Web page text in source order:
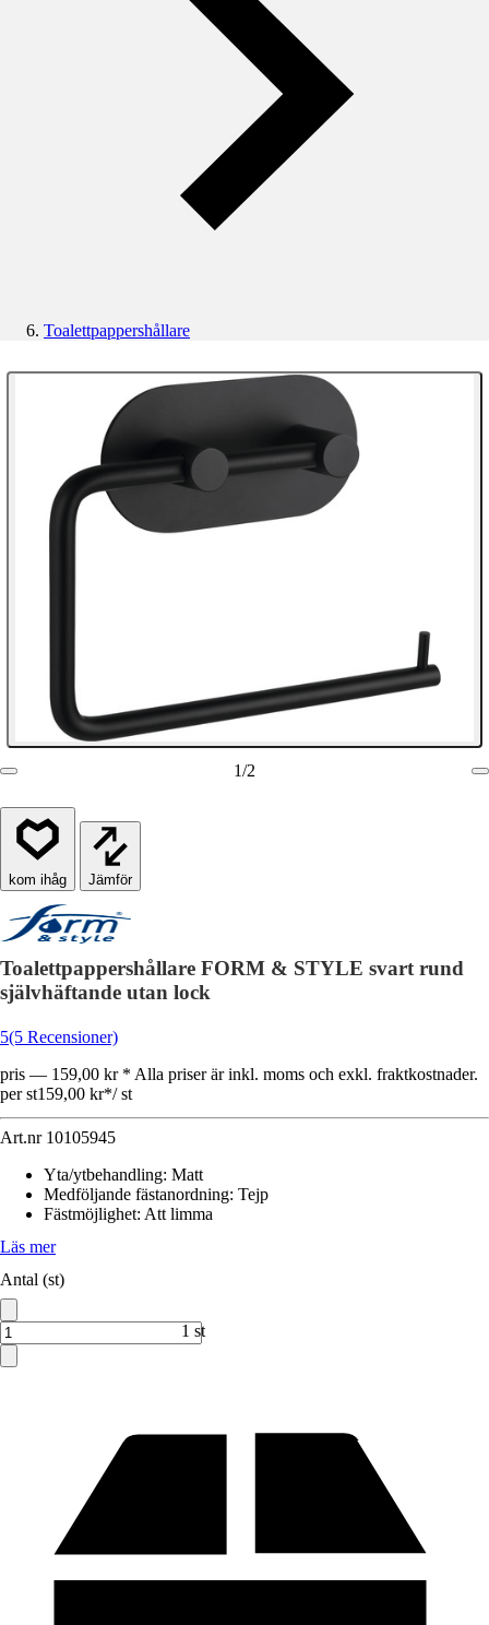
Toalettpappershållare
1/2
Jämför
Toalettpappershållare FORM & STYLE svart rund
självhäftande utan lock
5(5 Recensioner)
pris — 159,00 kr * Alla priser är inkl. moms och exkl. fraktkostnader.
per st159,00 kr*/ st
Art.nr 10105945
Yta/ytbehandling: Matt
Medföljande fästanordning: Tejp
Fästmöjlighet: Att limma
Läs mer
Antal (st)
1 st